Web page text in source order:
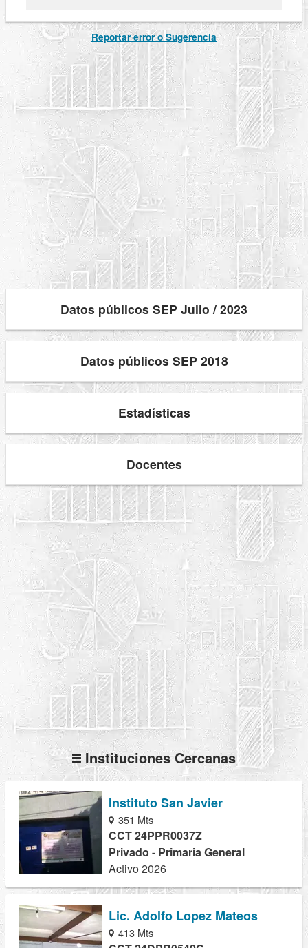
Reportar error o Sugerencia
Datos públicos SEP Julio / 2023
Datos públicos SEP 2018
Estadísticas
Docentes
Instituciones Cercanas
Instituto San Javier
351 Mts
CCT 24PPR0037Z
Privado - Primaria General
Activo 2026
Lic. Adolfo Lopez Mateos
413 Mts